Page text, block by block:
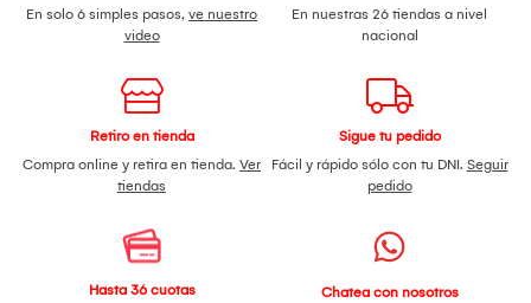
En solo 6 simples pasos, ve nuestro
video
En nuestras 26 tiendas a nivel
nacional
Retiro en tienda
Compra online y retira en tienda. Ver
tiendas
Sigue tu pedido
Fácil y rápido sólo con tu DNI. Seguir
pedido
Hasta 36 cuotas
Chatea con nosotros